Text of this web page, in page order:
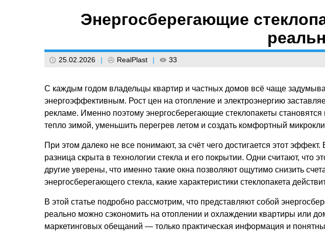
Энергосберегающие
25.02.2026 | RealPlast | 33
С каждым годом владельцы квартир и частных домов всё чаще
энергоэффективным. Рост цен на отопление и электроэнергию
рекламе. Именно поэтому энергосберегающие стеклопакеты
тепло зимой, уменьшить перегрев летом и создать комфортный
При этом далеко не все понимают, за счёт чего достигается этот
разница скрыта в технологии стекла и его покрытии. Одни считают, что
другие уверены, что именно такие окна позволяют ощутимо снизить
энергосберегающего стекла, какие характеристики стеклопакета
В этой статье подробно рассмотрим, что представляют собой
реально можно сэкономить на отоплении и охлаждении квартиры или
маркетинговых обещаний — только практическая информация и